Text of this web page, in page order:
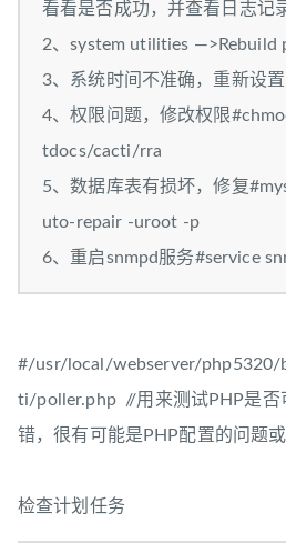
看看是否成功，并查看日志记
2、system utilities —>Rebuild
3、系统时间不准确，重新设置
4、权限问题，修改权限
tdocs/cacti/rra
5、数据库表有损坏，修复
uto-repair -uroot -p
6、重启snmpd服务#service
#/usr/local/webserver/
ti/poller.php //用来测试PHP是否
错，很有可能是PHP配置的问题或
检查计划任务